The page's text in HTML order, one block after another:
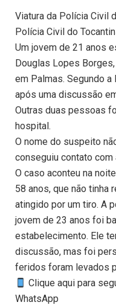
Viatura da Polícia Civil
Polícia Civil do
Um jovem de 21 anos
Douglas Lopes
em Palmas. Segundo
após uma discussão
Outras duas pessoas
hospital.
O nome do suspeito
conseguiu contato
O caso aconteu na
58 anos, que não tinha
atingido por um tiro. A
jovem de 23 anos foi
estabelecimento. Ele
discussão, mas foi
feridos foram levados
Clique aqui para
WhatsApp